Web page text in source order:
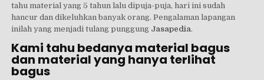
tahu material yang 5 tahun lalu dipuja-puja, hari ini sudah
hancur dan dikeluhkan banyak orang. Pengalaman lapangan
inilah yang menjadi tulang punggung Jasapedia.
Kami tahu bedanya material bagus
dan material yang hanya terlihat
bagus